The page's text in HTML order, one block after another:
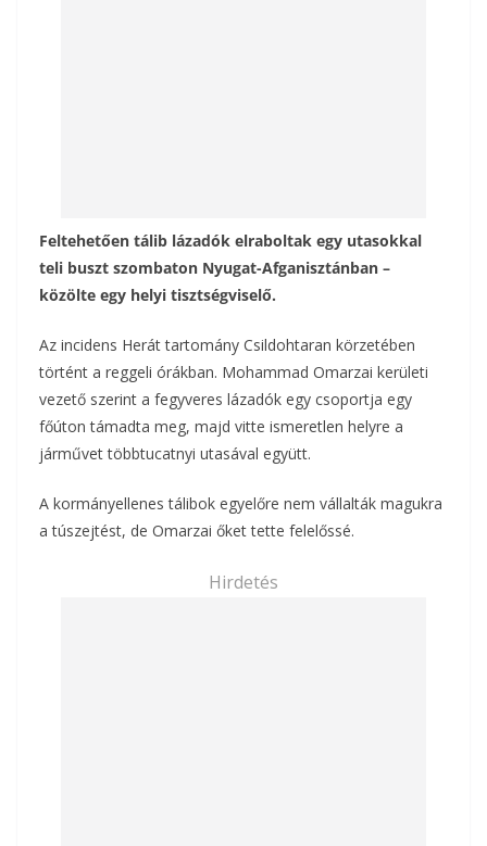
Feltehetően tálib lázadók elraboltak egy utasokkal
teli buszt szombaton Nyugat-Afganisztánban –
közölte egy helyi tisztségviselő.
Az incidens Herát tartomány Csildohtaran körzetében
történt a reggeli órákban. Mohammad Omarzai kerületi
vezető szerint a fegyveres lázadók egy csoportja egy
főúton támadta meg, majd vitte ismeretlen helyre a
járművet többtucatnyi utasával együtt.
A kormányellenes tálibok egyelőre nem vállalták magukra
a túszejtést, de Omarzai őket tette felelőssé.
Hirdetés